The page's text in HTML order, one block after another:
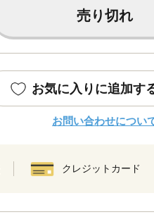
売り切れ
お気に入りに追加す
お問い合わせについ
クレジットカード